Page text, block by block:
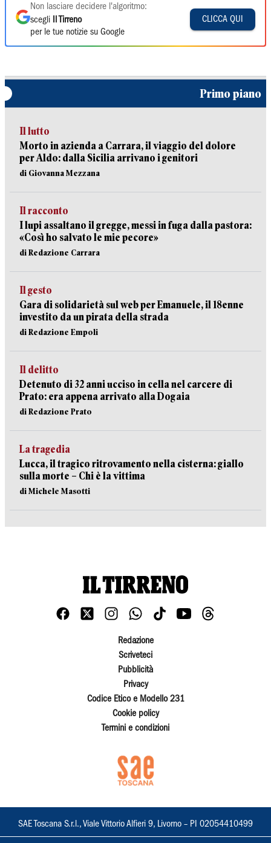
Non lasciare decidere l'algoritmo:
scegli
Il Tirreno
per le tue notizie su Google
CLICCA QUI
Primo piano
Il lutto
Morto in azienda a Carrara, il viaggio del dolore
per Aldo: dalla Sicilia arrivano i genitori
di Giovanna Mezzana
Il racconto
I lupi assaltano il gregge, messi in fuga dalla pastora:
«Così ho salvato le mie pecore»
di Redazione Carrara
Il gesto
Gara di solidarietà sul web per Emanuele, il 18enne
investito da un pirata della strada
di Redazione Empoli
Il delitto
Detenuto di 32 anni ucciso in cella nel carcere di
Prato: era appena arrivato alla Dogaia
di Redazione Prato
La tragedia
Lucca, il tragico ritrovamento nella cisterna: giallo
sulla morte – Chi è la vittima
di Michele Masotti
Redazione
Scriveteci
Pubblicità
Privacy
Codice Etico e Modello 231
Cookie policy
Termini e condizioni
SAE Toscana S.r.l., Viale Vittorio Alfieri 9, Livorno – PI 02054410499